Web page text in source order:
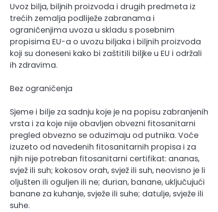
Uvoz bilja, biljnih proizvoda i drugih predmeta iz
trećih zemalja podliježe zabranama i
ograničenjima uvoza u skladu s posebnim
propisima EU-a o uvozu biljaka i biljnih proizvoda
koji su doneseni kako bi zaštitili biljke u EU i održali
ih zdravima.
Bez ograničenja
Sjeme i bilje za sadnju koje je na popisu zabranjenih
vrsta i za koje nije obavljen obvezni fitosanitarni
pregled obvezno se oduzimaju od putnika. Voće
izuzeto od navedenih fitosanitarnih propisa i za
njih nije potreban fitosanitarni certifikat: ananas,
svjež ili suh; kokosov orah, svjež ili suh, neovisno je li
oljušten ili oguljen ili ne; durian, banane, uključujući
banane za kuhanje, svježe ili suhe; datulje, svježe ili
suhe.